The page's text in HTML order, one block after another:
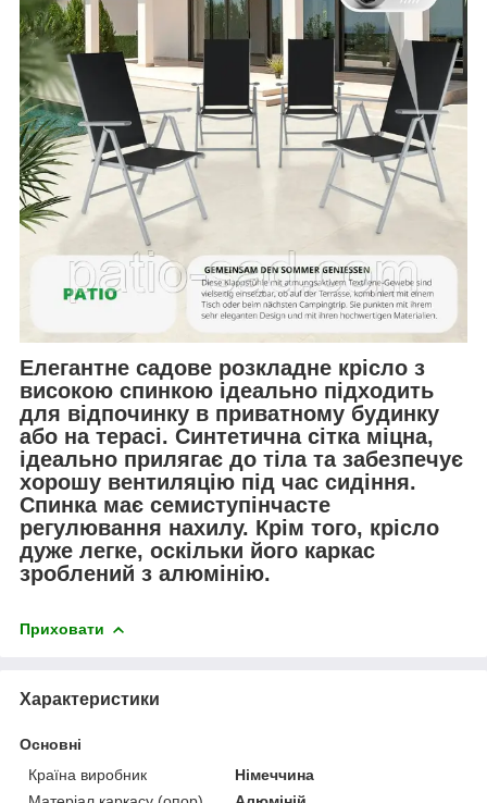
Елегантне садове розкладне крісло з
високою спинкою ідеально підходить
для відпочинку в приватному будинку
або на терасі. Синтетична сітка міцна,
ідеально прилягає до тіла та забезпечує
хорошу вентиляцію під час сидіння.
Спинка має семиступінчасте
регулювання нахилу. Крім того, крісло
дуже легке, оскільки його каркас
зроблений з алюмінію.
Приховати
Характеристики
Основні
Країна виробник
Німеччина